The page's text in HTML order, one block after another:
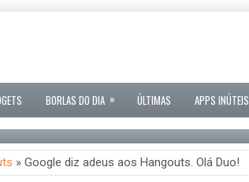
BORLAS DO DIA » ÚLTIMAS APPS INÚTEIS
» Google diz adeus aos Hangouts. Olá Duo!